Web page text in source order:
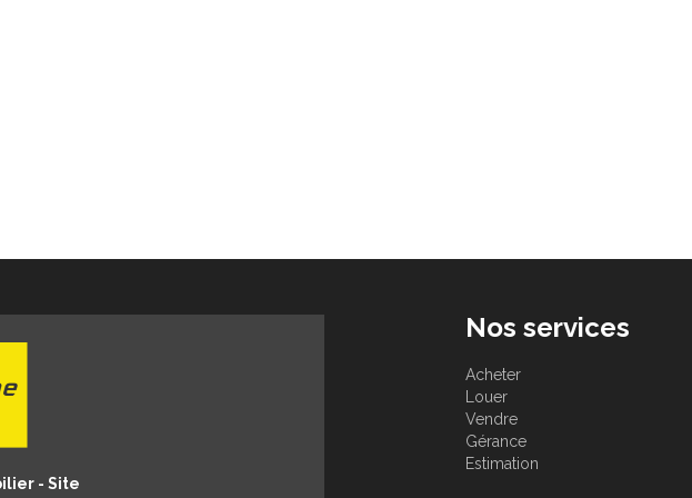
- Site
Nos services
Acheter
Louer
Vendre
Gérance
Estimation